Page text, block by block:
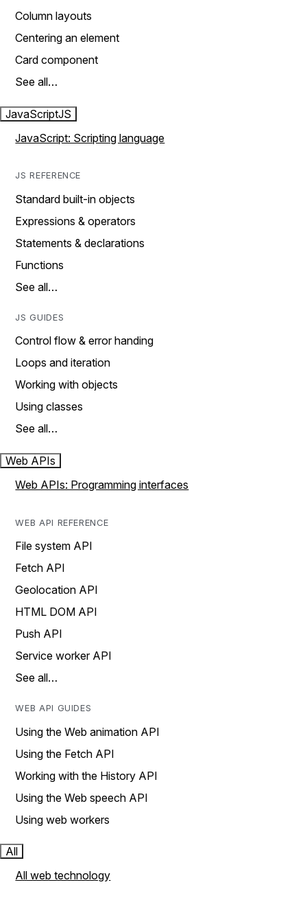
Column layouts
Centering an element
Card component
See all…
JavaScriptJS
JavaScript: Scripting language
JS REFERENCE
Standard built-in objects
Expressions & operators
Statements & declarations
Functions
See all…
JS GUIDES
Control flow & error handing
Loops and iteration
Working with objects
Using classes
See all…
Web APIs
Web APIs: Programming interfaces
WEB API REFERENCE
File system API
Fetch API
Geolocation API
HTML DOM API
Push API
Service worker API
See all…
WEB API GUIDES
Using the Web animation API
Using the Fetch API
Working with the History API
Using the Web speech API
Using web workers
All
All web technology